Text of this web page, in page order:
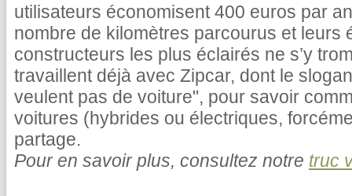
utilisateurs économisent 400 euros par
nombre de kilomètres parcourus et leurs
constructeurs les plus éclairés ne s’y
travaillent déjà avec Zipcar, dont le
veulent pas de voiture", pour savoir
voitures (hybrides ou électriques,
partage.
Pour en savoir plus, consultez notre truc